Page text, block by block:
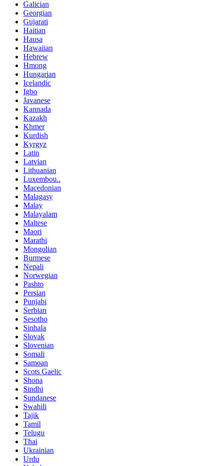
Galician
Georgian
Gujarati
Haitian
Hausa
Hawaiian
Hebrew
Hmong
Hungarian
Icelandic
Igbo
Javanese
Kannada
Kazakh
Khmer
Kurdish
Kyrgyz
Latin
Latvian
Lithuanian
Luxembou..
Macedonian
Malagasy
Malay
Malayalam
Maltese
Maori
Marathi
Mongolian
Burmese
Nepali
Norwegian
Pashto
Persian
Punjabi
Serbian
Sesotho
Sinhala
Slovak
Slovenian
Somali
Samoan
Scots Gaelic
Shona
Sindhi
Sundanese
Swahili
Tajik
Tamil
Telugu
Thai
Ukrainian
Urdu